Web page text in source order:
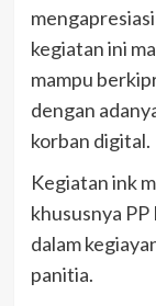
kegiatan ini
mampu
dengan
korban digital.
Kegiatan ink
khususnya
dalam
panitia.